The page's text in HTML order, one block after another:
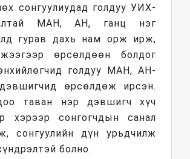
сонгуулиудад голдуу УИХ-
МАН, АН, ганц нэг
гурав дахь нам орж ирж,
өрсөлдөөн болдог
голдуу МАН, АН-
өрсөлдөж ирсэн.
таван нэр дэвшигч хүч
хэрээр сонгогчдын санал
сонгуулийн дүн урьдчилж
болно.